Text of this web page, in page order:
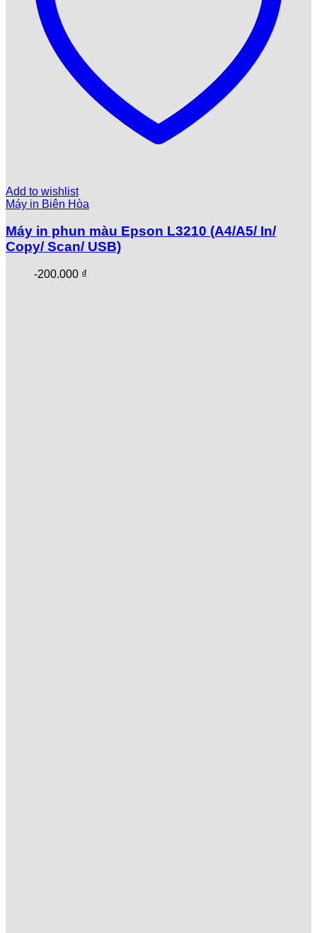
Add to wishlist
Máy in Biên Hòa
Máy in phun màu Epson L3210 (A4/A5/ In/
Copy/ Scan/ USB)
-200.000 ₫